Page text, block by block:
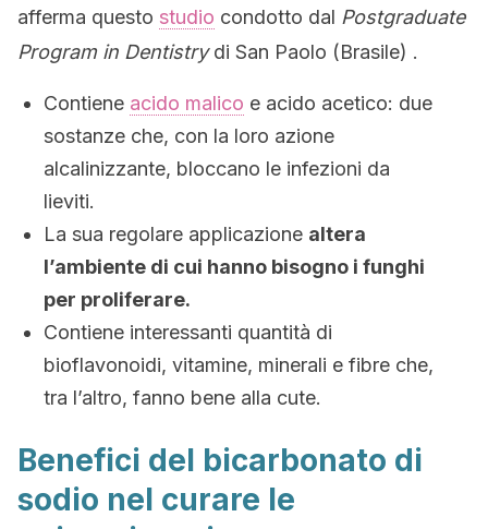
afferma questo studio condotto dal Postgraduate
Program in Dentistrydi San Paolo (Brasile) .
Contiene acido malico e acido acetico: due
sostanze che, con la loro azione
alcalinizzante, bloccano le infezioni da
lieviti.
La sua regolare applicazione altera
l’ambiente di cui hanno bisogno i funghi
per proliferare.
Contiene interessanti quantità di
bioflavonoidi, vitamine, minerali e fibre che,
tra l’altro, fanno bene alla cute.
Benefici del bicarbonato di
sodio nel curare le